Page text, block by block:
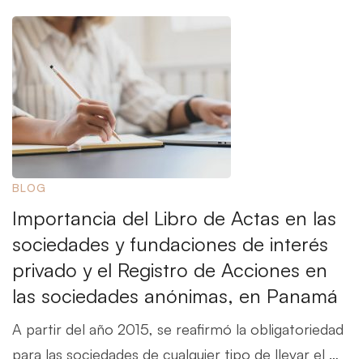
BLOG
Importancia del Libro de Actas en las
sociedades y fundaciones de interés
privado y el Registro de Acciones en
las sociedades anónimas, en Panamá
A partir del año 2015, se reafirmó la obligatoriedad
para las sociedades de cualquier tipo de llevar el …